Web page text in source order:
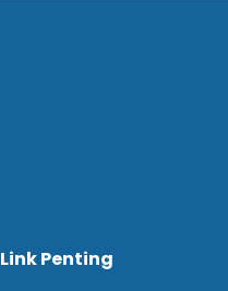
Link Penting